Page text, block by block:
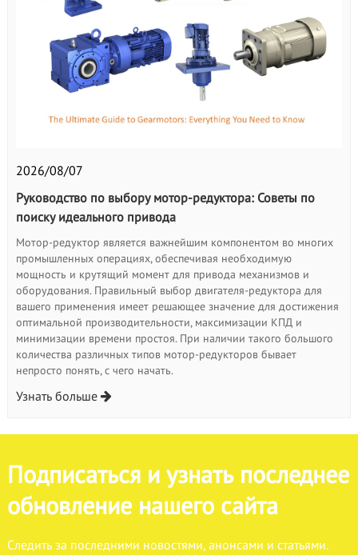
2026/08/07
Руководство по выбору мотор-редуктора: Советы по
поиску идеального привода
Мотор-редуктор является важнейшим компонентом во многих
промышленных операциях, обеспечивая необходимую
мощность и крутящий момент для привода механизмов и
оборудования. Правильный выбор двигателя-редуктора для
вашего применения имеет решающее значение для достижения
оптимальной производительности, максимизации КПД и
минимизации времени простоя. При наличии такого большого
количества различных типов мотор-редукторов бывает
непросто понять, с чего начать.
Узнать больше
Подписаться и узнать последнее
обновление нашего сайта
Следить за последними новостями, анонсами и статьями.